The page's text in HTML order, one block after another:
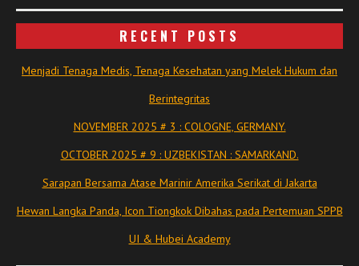
RECENT POSTS
Menjadi Tenaga Medis, Tenaga Kesehatan yang Melek Hukum dan
Berintegritas
NOVEMBER 2025 # 3 : COLOGNE, GERMANY.
OCTOBER 2025 # 9 : UZBEKISTAN : SAMARKAND.
Sarapan Bersama Atase Marinir Amerika Serikat di Jakarta
Hewan Langka Panda, Icon Tiongkok Dibahas pada Pertemuan SPPB
UI & Hubei Academy